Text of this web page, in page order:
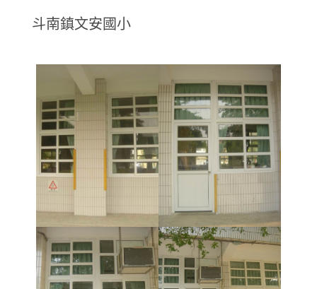
斗南鎮文安國小